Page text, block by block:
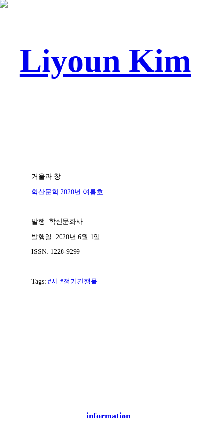
Liyoun Kim
거울과 창
학산문학 2020년 여름호
발행: 학산문화사
발행일: 2020년 6월 1일
ISSN: 1228-9299
Tags:#시 #정기간행물
information